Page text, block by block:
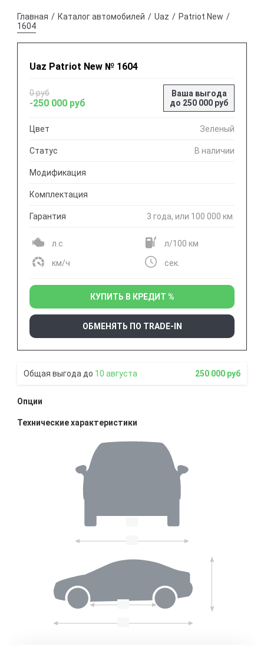
Главная Каталог автомобилей Uaz
Patriot New
1604
Uaz Patriot New № 1604
0 руб
-250 000 руб
Ваша выгода
до 250 000 руб
Цвет Зеленый
Статус В наличии
Модификация
Комплектация
Гарантия 3 года, или 100 000 км.
л.с л/100 км
км/ч сек.
КУПИТЬ В КРЕДИТ %
ОБМЕНЯТЬ ПО TRADE-IN
10 августа 250 000 руб
Опции
Технические характеристики